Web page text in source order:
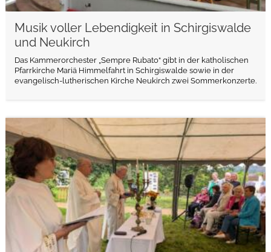
Musik voller Lebendigkeit in Schirgiswalde
und Neukirch
Das Kammerorchester „Sempre Rubato“ gibt in der katholischen
Pfarrkirche Mariä Himmelfahrt in Schirgiswalde sowie in der
evangelisch-lutherischen Kirche Neukirch zwei Sommerkonzerte.
weiterlesen